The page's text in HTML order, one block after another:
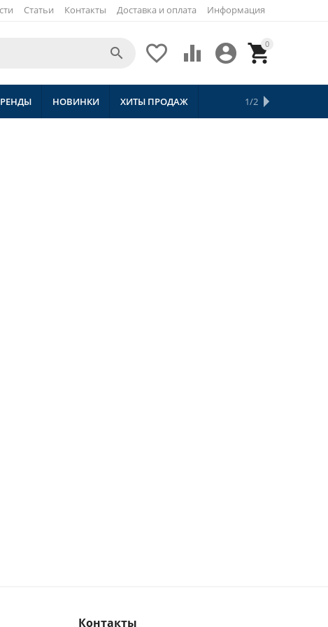
Статьи Контакты Доставка и оплата Информация
0


 

НОВИНКИ ХИТЫ ПРОДАЖ ТОВАРЫ С БЕСПЛАТНОЙ
1/2
Контакты